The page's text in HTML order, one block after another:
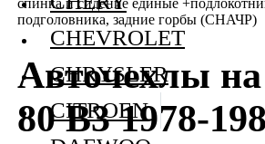
спинка и сидение единые
подголовника, задние горбы (СНАЧР)
Авточехлы
80 В3 1978-
CHEVROLET
CHRYSLER
CITROEN